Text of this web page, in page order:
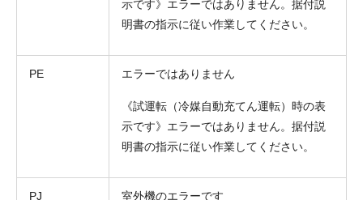
示です》エラーではありません。据付説
明書の指示に従い作業してください。
PE エラーではありません
《試運転（冷媒自動充てん運転）時の表
示です》エラーではありません。据付説
明書の指示に従い作業してください。
PJ 室外機のエラーです